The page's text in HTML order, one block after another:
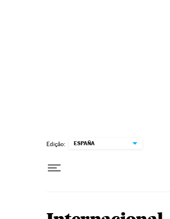
Edição: ESPAÑA